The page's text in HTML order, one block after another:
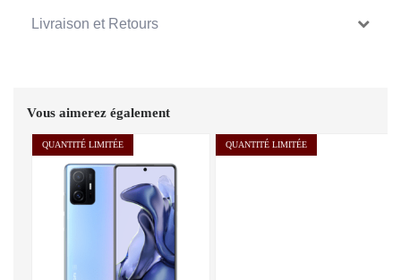
Livraison et Retours
Vous aimerez également
QUANTITÉ LIMITÉE QUANTITÉ LIMITÉE